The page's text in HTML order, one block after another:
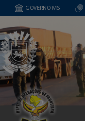
GOVERNO MS